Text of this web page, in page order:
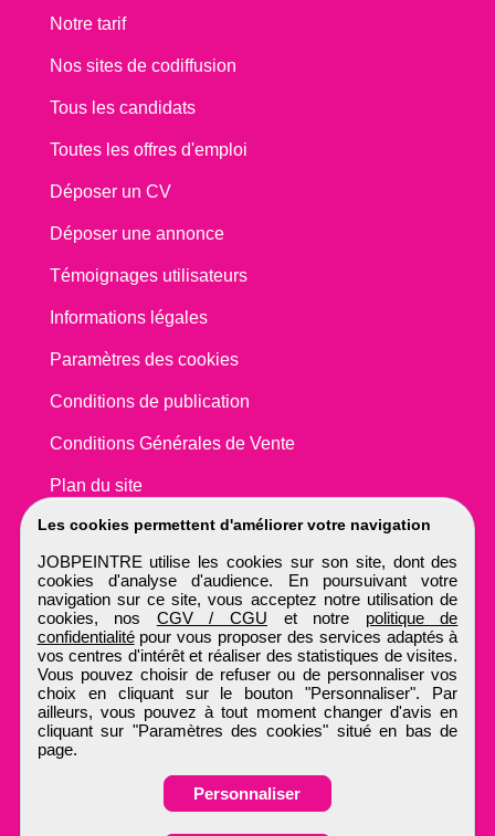
Les cookies permettent d'améliorer votre navigation
JOBPEINTRE utilise les cookies sur son site, dont des
cookies d'analyse d'audience. En poursuivant votre
navigation sur ce site, vous acceptez notre utilisation de
cookies, nos CGV / CGU et notre politique de
confidentialitépour vous proposer des services adaptés à
vos centres d'intérêt et réaliser des statistiques de visites.
Vous pouvez choisir de refuser ou de personnaliser vos
choix en cliquant sur le bouton "Personnaliser". Par
ailleurs, vous pouvez à tout moment changer d'avis en
cliquant sur "Paramètres des cookies" situé en bas de
page.
Personnaliser
Notre tarif
Nos sites de codiffusion
Tous les candidats
Toutes les offres d'emploi
Déposer un CV
Déposer une annonce
Témoignages utilisateurs
Informations légales
Paramètres des cookies
Conditions de publication
Conditions Générales de Vente
Plan du site